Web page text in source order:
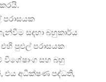
පරාසයක
සඳහා බහුකාර්ය
පුළුල් පරාසයක
සහ බහු
එය අධීක්ෂණ පද්ධති,